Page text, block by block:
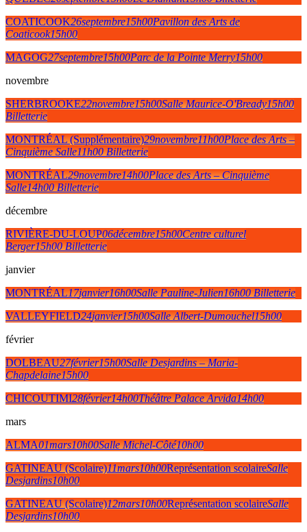
COATICOOK26septembre15h00Pavillon des Arts de
Coaticook15h00
MAGOG27septembre15h00Parc de la Pointe Merry15h00
novembre
SHERBROOKE22novembre15h00Salle Maurice-O'Bready15h00
Billetterie
MONTRÉAL (Supplémentaire)29novembre11h00Place des Arts –
Cinquième Salle11h00 Billetterie
MONTRÉAL29novembre14h00Place des Arts – Cinquième
Salle14h00 Billetterie
décembre
RIVIÈRE-DU-LOUP06décembre15h00Centre culturel
Berger15h00 Billetterie
janvier
MONTRÉAL17janvier16h00Salle Pauline-Julien16h00 Billetterie
VALLEYFIELD24janvier15h00Salle Albert-Dumouchel15h00
février
DOLBEAU27février15h00Salle Desjardins – Maria-
Chapdelaine15h00
CHICOUTIMI28février14h00Théâtre Palace Arvida14h00
mars
ALMA01mars10h00Salle Michel-Côté10h00
GATINEAU (Scolaire)11mars10h00Représentation scolaireSalle
Desjardins10h00
GATINEAU (Scolaire)12mars10h00Représentation scolaireSalle
Desjardins10h00